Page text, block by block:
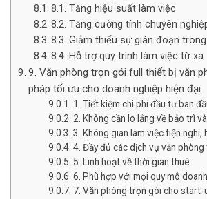
8.1. Tăng hiệu suất làm việc
8.2. Tăng cường tính chuyên
8.3. Giảm thiểu sự gián đoạn
8.4. Hỗ trợ quy trình làm việc từ xa
9. Văn phòng trọn gói full thiết bị văn
pháp tối ưu cho doanh nghiệp hiện đại
1. Tiết kiệm chi phí đầu tư ban
2. Không cần lo lắng về bảo trì
3. Không gian làm việc tiện nghi,
4. Đầy đủ các dịch vụ văn phòng
5. Linh hoạt về thời gian thuê
6. Phù hợp với mọi quy mô
7. Văn phòng trọn gói cho start-